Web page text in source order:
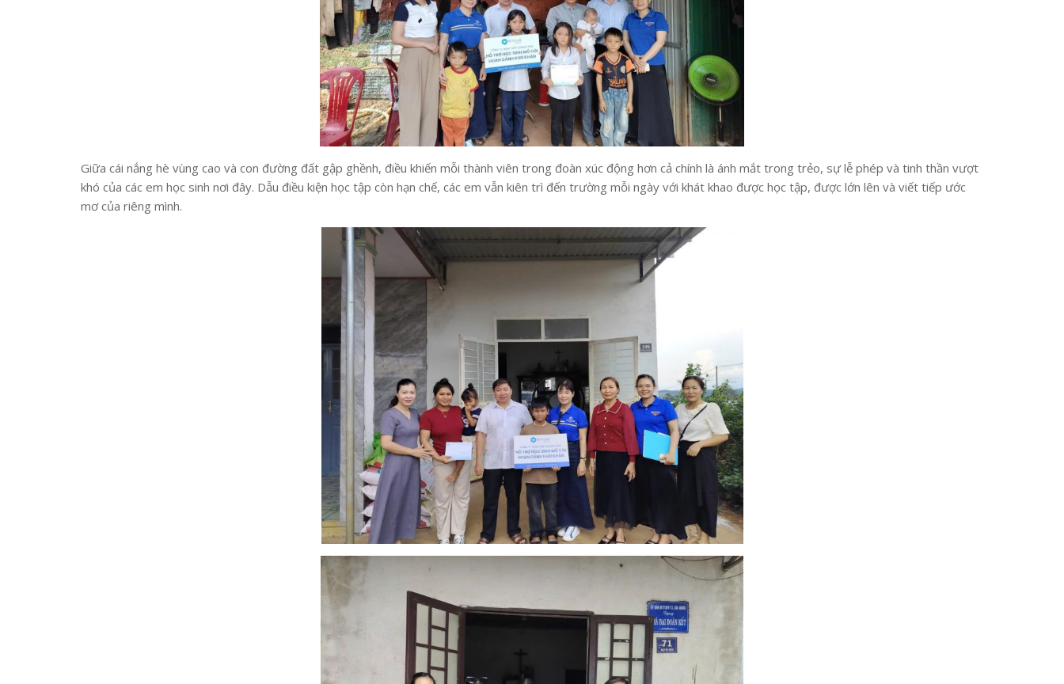
Giữa cái nắng hè vùng cao và con đường đất gập ghềnh, điều khiến mỗi thành viên trong đoàn xúc động hơn cả chính là ánh mắt trong trẻo, sự lễ phép và tinh thần vượt
khó của các em học sinh nơi đây. Dẫu điều kiện học tập còn hạn chế, các em vẫn kiên trì đến trường mỗi ngày với khát khao được học tập, được lớn lên và viết tiếp ước
mơ của riêng mình.